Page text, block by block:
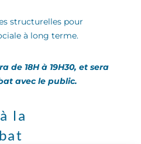
structurelles pour
à long terme.
de 18H à 19H30, et sera
avec le public.
la